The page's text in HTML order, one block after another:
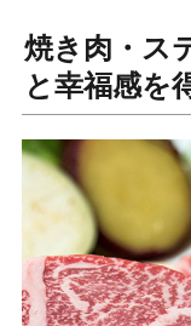
焼き肉・ス
と幸福感を